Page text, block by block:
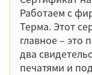
Работаем с
Терма. Этот
главное – это
два
печатями и